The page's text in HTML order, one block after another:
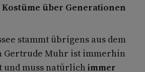
über Generationen
stammt übrigens aus dem
Gertrude Muhr ist immerhin
und muss natürlich immer